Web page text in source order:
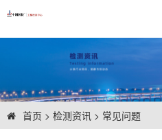
首页 > 检测资讯 > 常见问题